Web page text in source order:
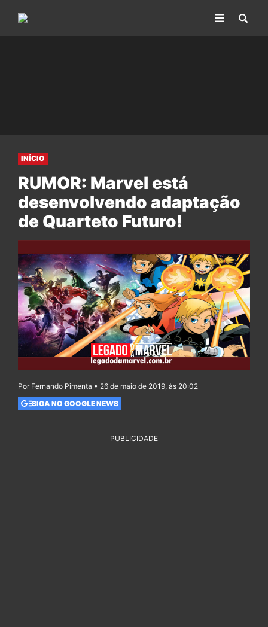
INÍCIO
RUMOR: Marvel está
desenvolvendo adaptação
de Quarteto Futuro!
Por Fernando Pimenta • 26 de maio de 2019, às 20:02
SIGA NO GOOGLE NEWS
PUBLICIDADE